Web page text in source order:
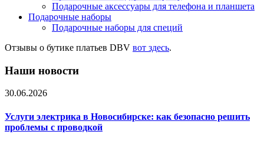
Подарочные аксессуары для телефона и планшета
Подарочные наборы
Подарочные наборы для специй
Отзывы о бутике платьев DBV вот здесь.
Наши новости
30.06.2026
Услуги электрика в Новосибирске: как безопасно решить
проблемы с проводкой